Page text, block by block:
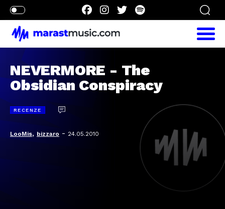
NEVERMORE - The
Obsidian Conspiracy
RECENZE
LooMis, bizzaro - 24.05.2010